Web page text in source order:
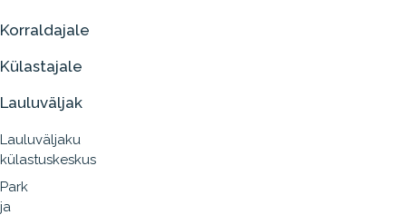
Korraldajale
Külastajale
Lauluväljak
Lauluväljaku
külastuskeskus
Park
ja